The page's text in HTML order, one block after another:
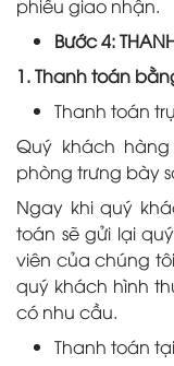
phiếu giao nhận.
Bước 4:
1. Thanh toán
Thanh toán
Quý khách
phòng trưng bày
Ngay khi quý
toán sẽ gửi lại
viên của chúng
quý khách hình
có nhu cầu.
Thanh toán